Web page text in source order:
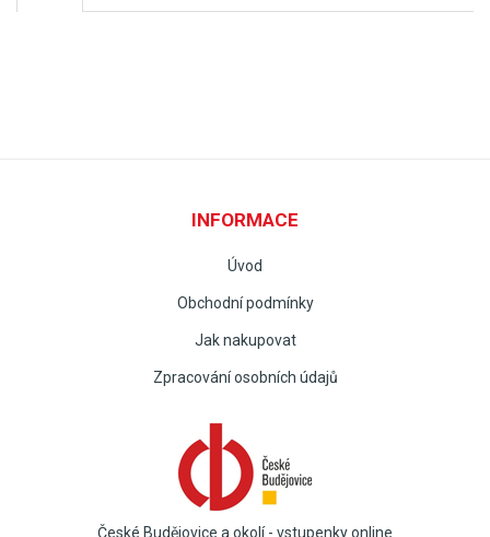
INFORMACE
Úvod
Obchodní podmínky
Jak nakupovat
Zpracování osobních údajů
České Budějovice a okolí - vstupenky online